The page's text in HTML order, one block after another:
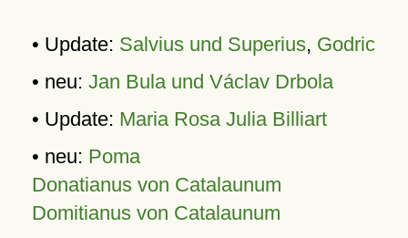
• Update: Salvius und Superius, Godric
• neu: Jan Bula und Václav Drbola
• Update: Maria Rosa Julia Billiart
• neu: Poma
Donatianus von Catalaunum
Domitianus von Catalaunum